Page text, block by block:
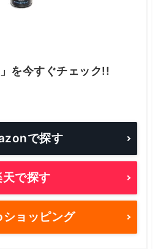
」を今すぐチェック!!
で探す
天で探す
ョッピング